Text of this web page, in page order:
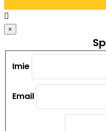
×
Imie
Email